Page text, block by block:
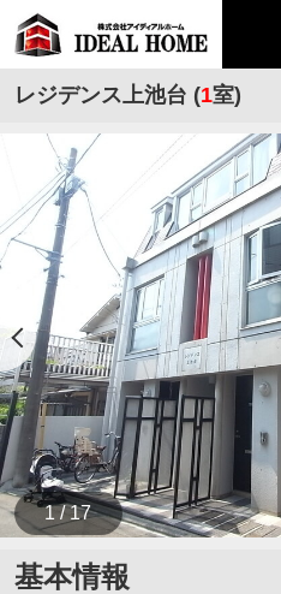
レジデンス上池台 (1室)
1 / 17
基本情報